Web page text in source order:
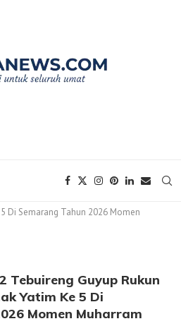
Di Semarang Tahun 2026 Momen
Tebuireng Guyup Rukun
Yatim Ke 5 Di
Momen Muharram